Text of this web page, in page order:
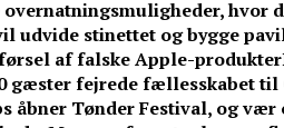
hvor
udvide stinettet og bygge
af falske Apple-produkter
gæster fejrede fællesskabet til
åbner Tønder Festival, og